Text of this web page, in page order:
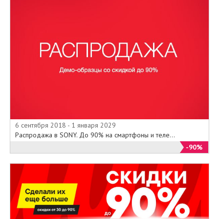
но и в Республике Беларусь.
Деятельность компании
достаточно обширна:
обслуживание покупателей
разнообразного оборудования на
территории Российской
Федерации; продажа цифровой,
Во многих международных и
региональных конкурсах Евросеть
уже удостоилась наград, которые
были получены за высокие
показатели чистой прибыли и
6 сентября 2018 - 1 января 2029
Распродажа в SONY. До 90% на смартфоны и теле...
-90%